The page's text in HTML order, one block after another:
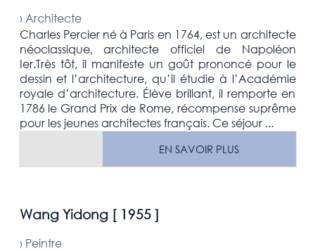
› Architecte
Charles Percier né à Paris en 1764, est un architecte
néoclassique, architecte officiel de Napoléon
Ier.Très tôt, il manifeste un goût prononcé pour le
dessin et l’architecture, qu’il étudie à l’Académie
royale d’architecture. Élève brillant, il remporte en
1786 le Grand Prix de Rome, récompense suprême
pour les jeunes architectes français. Ce séjour ...
EN SAVOIR PLUS
Wang Yidong [ 1955]
› Peintre